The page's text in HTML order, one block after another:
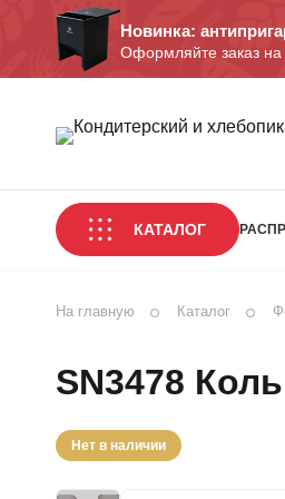
Новинка:
Оформляйте заказ
КАТАЛОГ
На главную Каталог
SN3478
Нет в наличии